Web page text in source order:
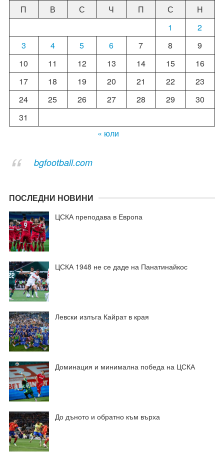
П
В С Ч П С
Н
1
2
3
4 5 6 7 8
9
10
11 12 13 14 15
16
17
18 19 20 21 22
23
24
25 26 27 28 29
30
31
« юли
bgfootball.com
ПОСЛЕДНИ НОВИНИ
ЦСКА преподава в Европа
ЦСКА 1948 не се даде на Панатинайкос
Левски излъга Кайрат в края
Доминация и минимална победа на ЦСКА
До дъното и обратно към върха